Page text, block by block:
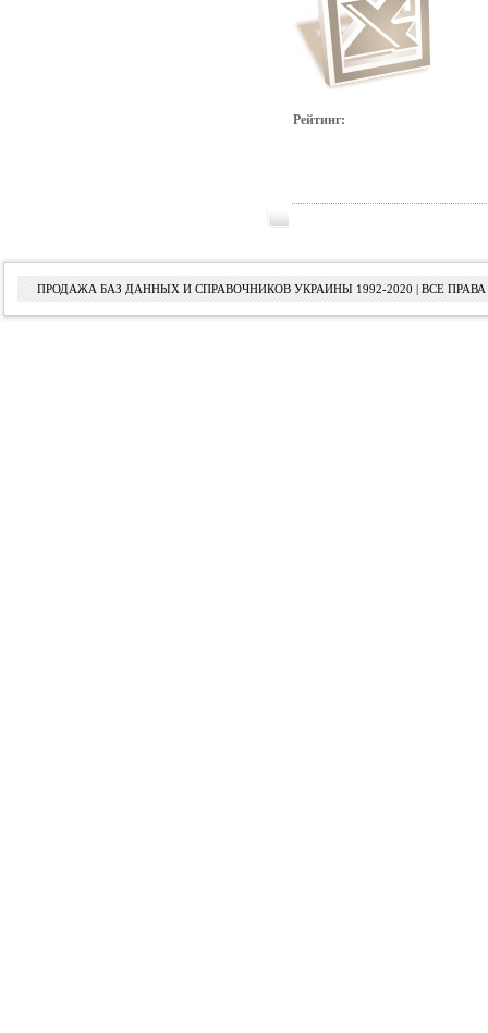
Рейтинг:
ПРОДАЖА БАЗ ДАННЫХ И СПРАВОЧНИКОВ УКРАИНЫ 1992-2020 | ВСЕ